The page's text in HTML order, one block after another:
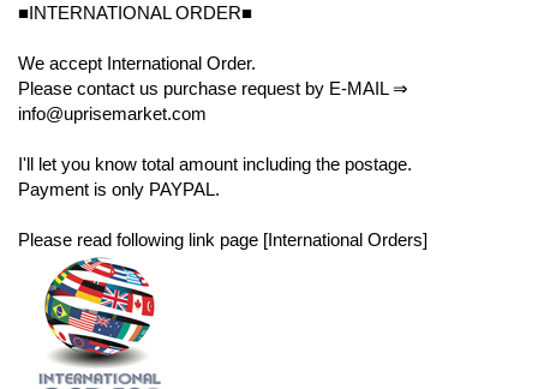
■INTERNATIONAL ORDER■
We accept International Order.
Please contact us purchase request by E-MAIL ⇒
info@uprisemarket.com
I'll let you know total amount including the postage.
Payment is only PAYPAL.
Please read following link page [International Orders]